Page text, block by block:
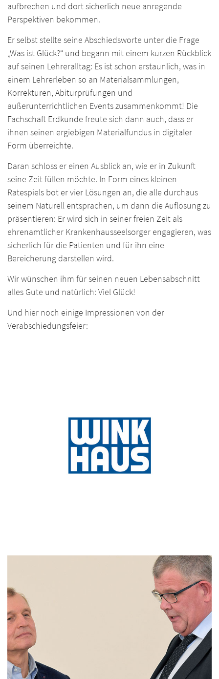
aufbrechen und dort sicherlich neue anregende
Perspektiven bekommen.
Er selbst stellte seine Abschiedsworte unter die Frage
„Was ist Glück?“ und begann mit einem kurzen Rückblick
auf seinen Lehreralltag: Es ist schon erstaunlich, was in
einem Lehrerleben so an Materialsammlungen,
Korrekturen, Abiturprüfungen und
außerunterrichtlichen Events zusammenkommt! Die
Fachschaft Erdkunde freute sich dann auch, dass er
ihnen seinen ergiebigen Materialfundus in digitaler
Form überreichte.
Daran schloss er einen Ausblick an, wie er in Zukunft
seine Zeit füllen möchte. In Form eines kleinen
Ratespiels bot er vier Lösungen an, die alle durchaus
seinem Naturell entsprachen, um dann die Auflösung zu
präsentieren: Er wird sich in seiner freien Zeit als
ehrenamtlicher Krankenhausseelsorger engagieren, was
sicherlich für die Patienten und für ihn eine
Bereicherung darstellen wird.
Wir wünschen ihm für seinen neuen Lebensabschnitt
alles Gute und natürlich: Viel Glück!
Und hier noch einige Impressionen von der
Verabschiedungsfeier: